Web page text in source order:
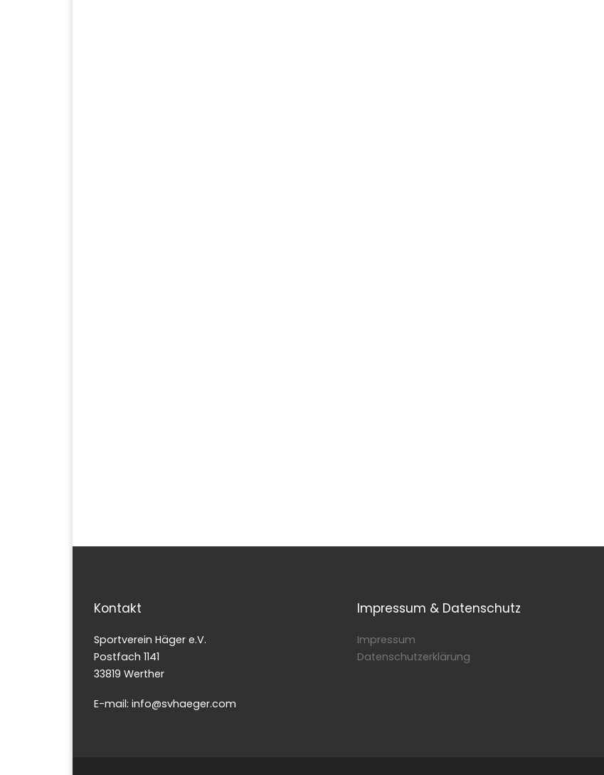
Kontakt
Sportverein Häger e.V.
Postfach 1141
33819 Werther
E-mail: info@svhaeger.com
Impressum & Datenschutz
Impressum
Datenschutzerklärung